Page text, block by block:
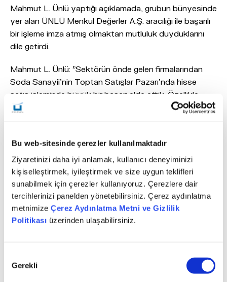
Bu web-sitesinde çerezler kullanılmaktadır
Ziyaretinizi daha iyi anlamak, kullanıcı deneyiminizi
kişiselleştirmek, iyileştirmek ve size uygun teklifleri
sunabilmek için çerezler kullanıyoruz. Çerezlere dair
tercihlerinizi panelden yönetebilirsiniz. Çerez aydınlatma
metnimize Çerez Aydınlatma Metni ve Gizlilik
Politikası üzerinden ulaşabilirsiniz.
Seçimi
Gerekli
Mahmut L. Ünlü yaptığı açıklamada, grubun bünyesinde
yer alan ÜNLÜ Menkul Değerler A.Ş. aracılığı ile başarılı
bir işleme imza atmış olmaktan mutluluk duyduklarını
dile getirdi.
Mahmut L. Ünlü: "Sektörün önde gelen firmalarından
Soda Sanayii'nin Toptan Satışlar Pazarı'nda hisse
satış işleminde büyük bir başarı elde ettik. Özellikle
piyasaların çalkantılı olduğu bir dönemde 44 kurumsal
yatırımcıya yapılan 100 milyon USD değerindeki bu
Önümüzdeki dönemde de, farklı sektörlerden
yatırımlara değer katacak çalışmalarımızı aynı ivme ile
sürdürmeyi hedefliyoruz" dedi.
Bu işlem, ÜNLÜ Menkul Değerler A.Ş'nin 2016 yılındaki
ilk aracılık işlemi olma özelliğini taşıyor. ÜNLÜ Menkul
Değerler A.Ş. bu işlemde 'Global Koordinatör ve
da toplam 4 hisse satış işleminde yetki alarak 200
milyon dolar değerinde satış işlemine imza atmıştı.